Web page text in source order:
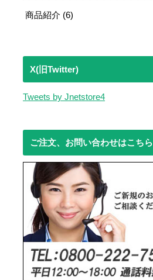
商品紹介 (6)
X(旧Twitter)
Tweets by Jnetstore4
ご注文、お問い合わせはこちら